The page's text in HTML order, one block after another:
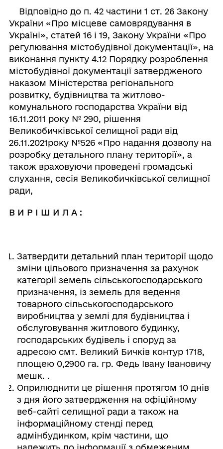
Відповідно до п. 42 частини 1 ст. 26 Закону
України «Про місцеве самоврядування в
Україні», статей 16 і 19, Закону України «Про
регулювання містобудівної документації», на
виконання пункту 4.12 Порядку розроблення
містобудівної документації затвердженого
наказом Міністерства регіонального
розвитку, будівництва та житлово-
комунального господарства України від
16.11.2011 року № 290, рішення
Великобичківської селищної ради від
26.11.2021року №526 «Про надання дозволу на
розробку детального плану території», а
також враховуючи проведені громадські
слухання, сесія Великобичківської селищної
ради,
В И Р І Ш И Л А :
Затвердити детальний план території щодо
зміни цільового призначення за рахунок
категорії земель сільськогосподарського
призначення, із земель для ведення
товарного сільськогосподарського
виробництва у землі для будівництва і
обслуговування житлового будинку,
господарських будівель і споруд за
адресою смт. Великий Бичків контур 1718,
площею 0,2900 га. гр. Федь Івану Івановичу
мешк. .
Оприлюднити це рішення протягом 10 днів
з дня його затвердження на офіційному
веб-сайті селищної ради а також на
інформаційному стенді перед
адмінбудинком, крім частини, що